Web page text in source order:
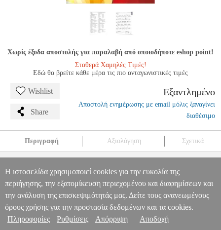
Χωρίς έξοδα αποστολής για παραλαβή από οποιοδήποτε eshop point!
Σταθερά Χαμηλές Τιμές!
Εδώ θα βρείτε κάθε μέρα τις πιο ανταγωνιστικές τιμές
Wishlist
Share
Εξαντλημένο
Αποστολή ενημέρωσης με email μόλις ξαναγίνει
διαθέσιμο
Περιγραφή Αξιολόγηση Σχετικά
MSC.607190 MSC.607190 ΦΙΛΙΠΠΟΣ ΝΑΚΑΣ ΦΙΛΙΠΠΟΣ
ΝΑΚΑΣ
ΜΟΥΣΙΚΑ ΒΙΒΛΙΑ ΕΓΧΟΡΔΩΝ
A. ΔΕΛΙΟΣ - ΤΟ
ΑΛΦΑΒΗΤΑΡΙ TΗΣ ΚΙΘΑΡΑΣ 4Ο ΕΠΙΠΕΔΟ
0
Πληροφορίες & Υπηρεσίες >
Η ιστοσελίδα χρησιμοποιεί cookies για την ευκολία της
περιήγησης, την εξατομίκευση περιεχομένου και διαφημίσεων και
την ανάλυση της επισκεψιμότητάς μας. Δείτε τους ανανεωμένους
όρους χρήσης για την προστασία δεδομένων και τα cookies.
Πληροφορίες
Ρυθμίσεις Απόρριψη Αποδοχή